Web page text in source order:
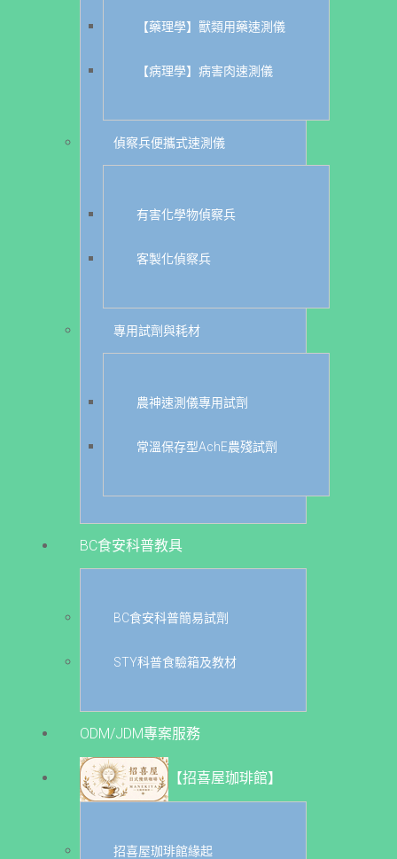
【藥理學】獸類用藥速測儀
【病理學】病害肉速測儀
偵察兵便攜式速測儀
有害化學物偵察兵
客製化偵察兵
專用試劑與耗材
農神速測儀專用試劑
常溫保存型AchE農殘試劑
BC食安科普教具
BC食安科普簡易試劑
STY科普食驗箱及教材
ODM/JDM專案服務
【招喜屋珈琲館】
招喜屋珈琲館緣起